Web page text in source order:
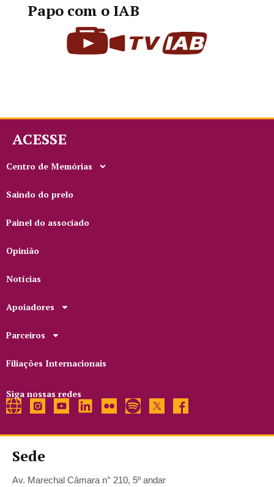
Papo com o IAB
ACESSE
Centro de Memórias
Saindo do prelo
Painel do associado
Opinião
Notícias
Apoiadores
Parceiros
Filiações Internacionais
Siga nossas redes
Sede
Av. Marechal Câmara n° 210, 5º andar